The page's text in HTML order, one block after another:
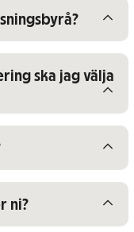
ska jag välja
ni?